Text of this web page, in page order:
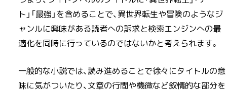
ト」「最強」を含めることで、異世界転生や冒険のようなジ
ャンルに興味がある読者への訴求と検索エンジンへの最
適化を同時に行っているのではないかと考えられます。
一般的な小説では、読み進めることで徐々にタイトルの意
味に気がついたり、文章の行間や機微など叙情的な部分を